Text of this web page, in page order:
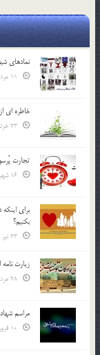
نمادهای
خاطره ای
تجارت
براي
بكنيم؟
زیارت
مراسم